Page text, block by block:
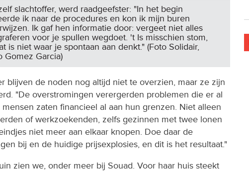
slachtoffer, werd raadgeefster: "In het begin
ik naar de procedures en kon ik mijn buren
Ik gaf hen informatie door: vergeet niet alles
voor je spullen wegdoet. 't Is misschien stom,
is niet waar je spontaan aan denkt." (Foto Solidair,
Gomez Garcia)
blijven de noden nog altijd niet te overzien, maar ze zijn
"De overstromingen verergerden problemen die er al
zaten financieel al aan hun grenzen. Niet alleen
of werkzoekenden, zelfs gezinnen met twee lonen
niet meer aan elkaar knopen. Doe daar de
bij en de huidige prijsexplosies, en dit is het resultaat."
zien we, onder meer bij Souad. Voor haar huis steekt